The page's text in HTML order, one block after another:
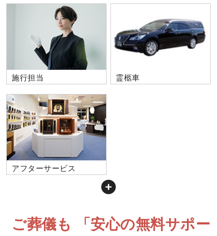
施行担当 霊柩車
アフターサービス
ご葬儀も 「安心の無料サポー